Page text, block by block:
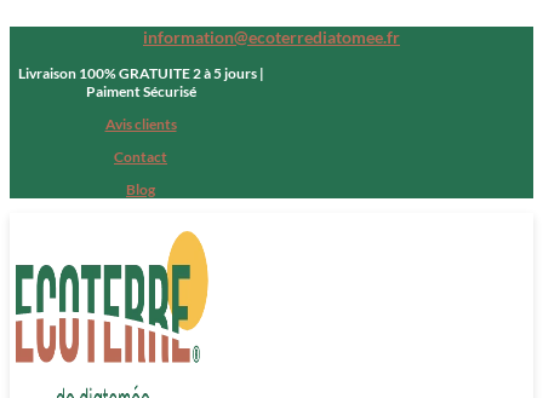
information@ecoterrediatomee.fr
Livraison 100% GRATUITE 2 à 5 jours |
Paiment Sécurisé
Avis clients
Contact
Blog